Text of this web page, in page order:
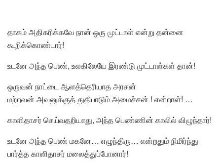
தாகம் அதிகரிக்கவே நான் ஒரு முட்டாள் என்று தன்னை
கூறிக்கொண்டார்!
உடனே அந்த பெண், உலகிலேயே இரண்டு முட்டாள்கள் தான்!
ஒருவன் நாட்டை ஆளத்தெரியாத அரசன்
மற்றவன் அவனுக்குத் துதிபாடும் அமைச்சன் ! என்றாள்! …
காளிதாசர் செய்வதறியாது, அந்த பெண்ணின் காலில் விழுந்தார்!
உடனே அந்த பெண் மகனே… எழுந்திரு… என்றதும் நிமிர்ந்து
பார்த்த காளிதாசர் மலைத்துப்போனார்!